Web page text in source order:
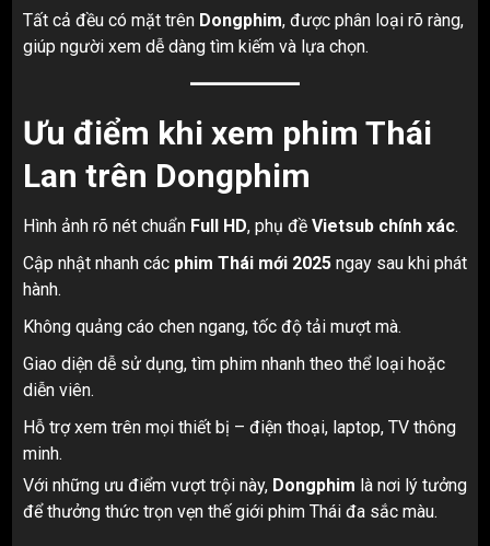
Tất cả đều có mặt trên Dongphim, được phân loại rõ ràng,
giúp người xem dễ dàng tìm kiếm và lựa chọn.
Ưu điểm khi xem phim Thái
Lan trên Dongphim
Hình ảnh rõ nét chuẩn Full HD, phụ đề Vietsub chính xác.
Cập nhật nhanh các phim Thái mới 2025 ngay sau khi phát
hành.
Không quảng cáo chen ngang, tốc độ tải mượt mà.
Giao diện dễ sử dụng, tìm phim nhanh theo thể loại hoặc
diễn viên.
Hỗ trợ xem trên mọi thiết bị – điện thoại, laptop, TV thông
minh.
Với những ưu điểm vượt trội này, Dongphim là nơi lý tưởng
để thưởng thức trọn vẹn thế giới phim Thái đa sắc màu.